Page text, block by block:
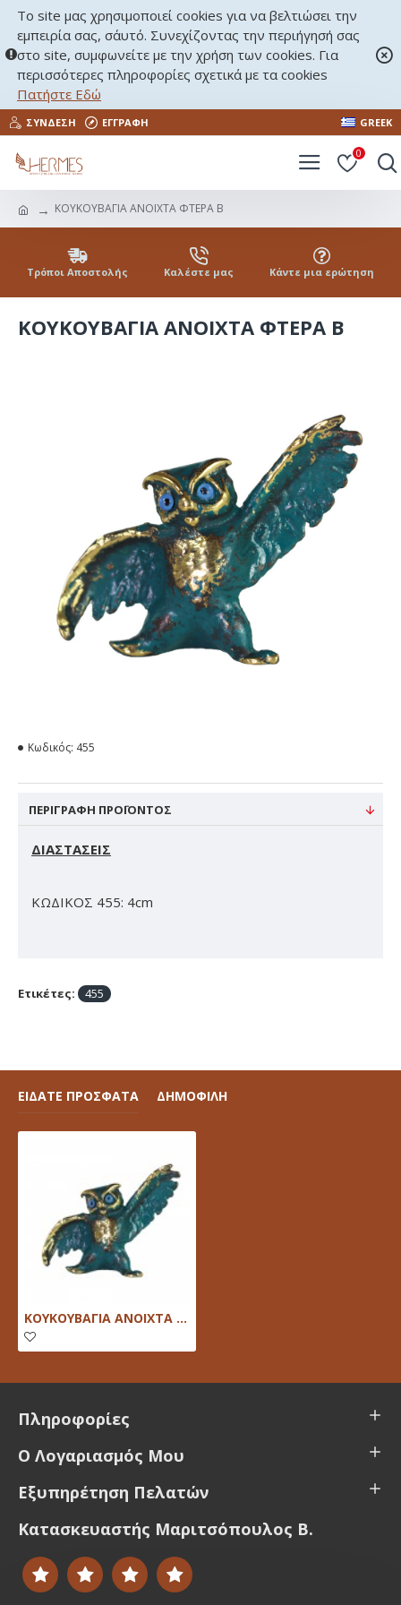
Το site μας χρησιμοποιεί cookies για να βελτιώσει την
εμπειρία σας, σ΄αυτό. Συνεχίζοντας την περιήγησή σας
στο site, συμφωνείτε με την χρήση των cookies. Για
περισσότερες πληροφορίες σχετικά με τα cookies
Πατήστε Εδώ
ΣΎΝΔΕΣΗ ΕΓΓΡΑΦΉ GREEK
0
ΚΟΥΚΟΥΒΑΓΙΑ ΑΝΟΙΧΤΑ ΦΤΕΡΑ Β
Τρόποι Αποστολής Καλέστε μας Κάντε μια ερώτηση
ΚΟΥΚΟΥΒΑΓΙΑ ΑΝΟΙΧΤΑ ΦΤΕΡΑ Β
Κωδικός: 455
ΠΕΡΙΓΡΑΦΉ ΠΡΟΪΌΝΤΟΣ
ΔΙΑΣΤΑΣΕΙΣ
ΚΩΔΙΚΟΣ 455: 4cm
Ετικέτες: 455
ΕΙΔΑΤΕ ΠΡΟΣΦΑΤΑ ΔΗΜΟΦΙΛΗ
ΚΟΥΚΟΥΒΑΓΙΑ ΑΝΟΙΧΤΑ ΦΤΕΡΑ Β
Πληροφορίες
Ο Λογαριασμός Μου
Εξυπηρέτηση Πελατών
Κατασκευαστής Μαριτσόπουλος Β.